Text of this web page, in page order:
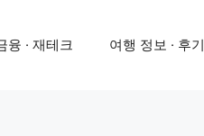
융 · 재테크 여행 정보 · 후기